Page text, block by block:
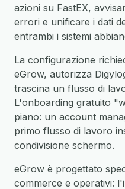
azioni su FastEX,
errori e unificare i dati
entrambi i sistemi
La configurazione
eGrow, autorizza
trascina un flusso di
L'onboarding gratuito
piano: un account
primo flusso di lavoro
condivisione schermo.
eGrow è progettato
commerce e operativi: